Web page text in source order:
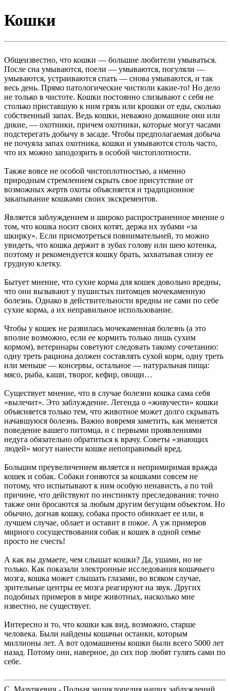
Кошки
Общеизвестно, что кошки — большие любители умываться.
После сна умываются, поели — умываются, погуляли —
умываются, устраиваются спать — снова умываются, и так
весь день. Прямо патологические чистюли какие-то! Но дело
не только в чистоте. Кошки постоянно слизывают с себя не
столько приставшую к ним грязь или крошки от еды, сколько
собственный запах. Ведь кошки, неважно домашние они или
дикие, — охотники, причем охотники, которые могут часами
подстерегать добычу в засаде. Чтобы предполагаемая добыча
не почуяла запах охотника, кошки и умываются столь часто,
что их можно заподозрить в особой чистоплотности.
Также вовсе не особой чистоплотностью, а именно
природным стремлением скрыть свое присутствие от
возможных жертв охоты объясняется и традиционное
закапывание кошками своих экскрементов.
Является заблуждением и широко распространенное мнение о
том, что кошка носит своих котят, держа их зубами «за
шкирку». Если присмотреться повнимательней, то можно
увидеть, что кошка держит в зубах голову или шею котенка,
поэтому и рекомендуется кошку брать, захватывая снизу ее
грудную клетку.
Бытует мнение, что сухие корма для кошек довольно вредны,
что они вызывают у пушистых питомцев мочекаменную
болезнь. Однако в действительности вредны не сами по себе
сухие корма, а их неправильное использование.
Чтобы у кошек не развилась мочекаменная болезнь (а это
вполне возможно, если ее кормить только лишь сухим
кормом), ветеринары советуют следовать такому сочетанию:
одну треть рациона должен составлять сухой корм, одну треть
или меньше — консервы, остальное — натуральная пища:
мясо, рыба, каши, творог, кефир, овощи…
Существует мнение, что в случае болезни кошка сама себя
«вылечит». Это заблуждение. Легенда о «живучести» кошки
объясняется только тем, что животное может долго скрывать
начавшуюся болезнь. Важно вовремя заметить, как меняется
поведение вашего питомца, и с первыми проявлениями
недуга обязательно обратиться к врачу. Советы «знающих
людей» могут нанести кошке непоправимый вред.
Большим преувеличением является и непримиримая вражда
кошек и собак. Собаки гоняются за кошками совсем не
потому, что испытывают к ним особую ненависть, а по той
причине, что действуют по инстинкту преследования: точно
также они бросаются за любым другим бегущим объектом. Но
обычно, догнав кошку, собака просто обнюхает ее или, в
лучшем случае, облает и оставит в покое. А уж примеров
мирного сосуществования собак и кошек в одной семье
просто не счесть!
А как вы думаете, чем слышат кошки? Да, ушами, но не
только. Как показали электронные исследования кошачьего
мозга, кошка может слышать глазами, во всяком случае,
зрительные центры ее мозга реагируют на звук. Других
подобных примеров в мире животных, насколько мне
известно, не существует.
Интересно и то, что кошки как вид, возможно, старше
человека. Были найдены кошачьи останки, которым
миллионы лет. А вот одомашнены кошки были всего 5000 лет
назад. Потому они, наверное, до сих пор любят гулять сами по
себе.
С. Мазуркевич - Полная энциклопедия наших заблуждений